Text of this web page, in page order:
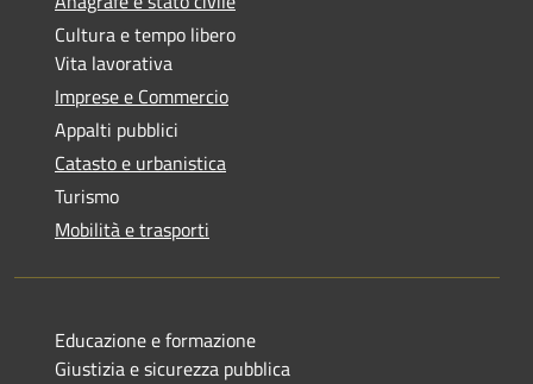
Cultura e tempo libero
Vita lavorativa
Imprese e Commercio
Appalti pubblici
Catasto e urbanistica
Turismo
Mobilità e trasporti
Educazione e formazione
Giustizia e sicurezza pubblica